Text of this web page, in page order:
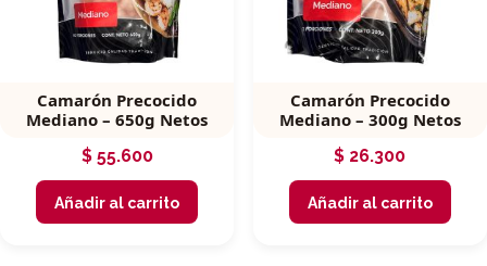
Camarón Precocido
Mediano – 650g Netos
$55.600
Añadir al carrito
Camarón Precocido
Mediano – 300g Netos
$ 26.300
Añadir al carrito